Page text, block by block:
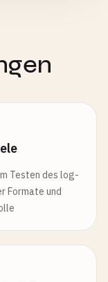
Testen des log-
Formate und